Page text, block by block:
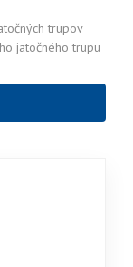
trupov
jatočného trupu